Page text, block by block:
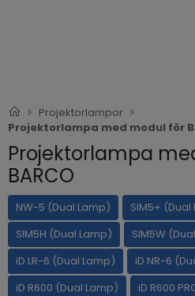
Projektorlampor
Projektorlampa med modul för
Projektorlampa
BARCO
NW-5 (Dual Lamp)
SIM5+ (Dual
SIM5H (Dual Lamp)
SIM5W
iD LR-6 (Dual Lamp)
iD NR-6
iD R600 (Dual Lamp)
iD R600